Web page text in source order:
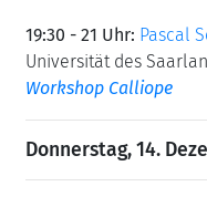
19:30 - 21 Uhr: Pascal
Universität des
Workshop Calliope
Donnerstag, 14.